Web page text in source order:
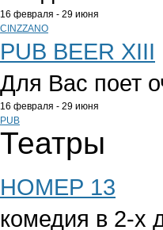
16 февраля - 29 июня
CINZZANO
PUB BEER XIII
Для Вас поет
16 февраля - 29 июня
PUB
Театры
НОМЕР 13
комедия в 2-х